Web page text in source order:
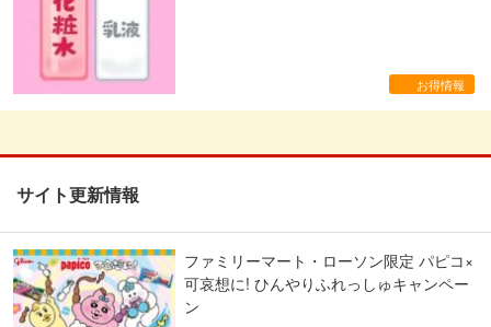
お得情報
サイト更新情報
ファミリーマート・ローソン限定 パピコ×
可哀想に! ひんやりふれっしゅキャンペー
ン